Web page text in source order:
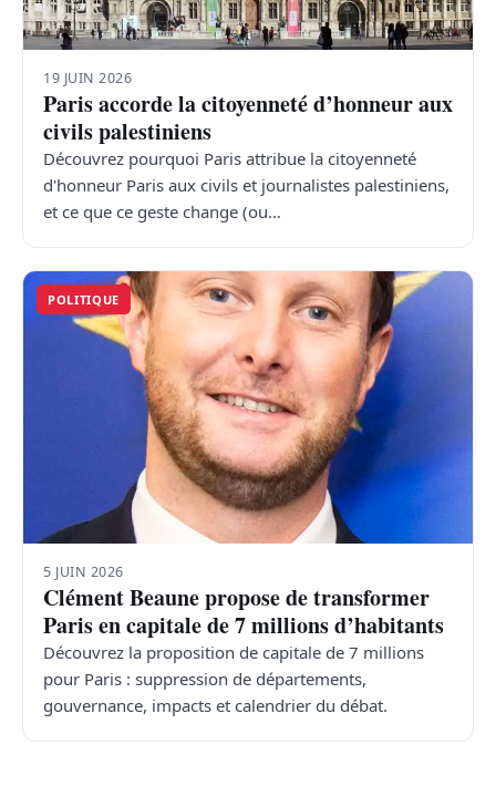
19 JUIN 2026
Paris accorde la citoyenneté d’honneur aux
civils palestiniens
Découvrez pourquoi Paris attribue la citoyenneté
d'honneur Paris aux civils et journalistes palestiniens,
et ce que ce geste change (ou…
POLITIQUE
5 JUIN 2026
Clément Beaune propose de transformer
Paris en capitale de 7 millions d’habitants
Découvrez la proposition de capitale de 7 millions
pour Paris : suppression de départements,
gouvernance, impacts et calendrier du débat.